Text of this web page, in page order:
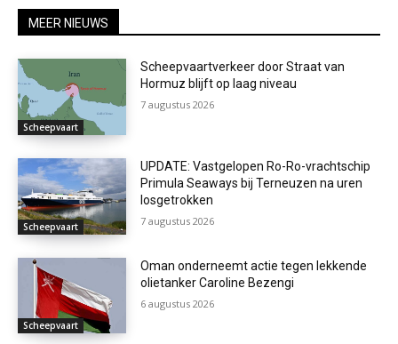
MEER NIEUWS
Scheepvaart
Scheepvaartverkeer door Straat van
Hormuz blijft op laag niveau
7 augustus 2026
Scheepvaart
UPDATE: Vastgelopen Ro-Ro-vrachtschip
Primula Seaways bij Terneuzen na uren
losgetrokken
7 augustus 2026
Scheepvaart
Oman onderneemt actie tegen lekkende
olietanker Caroline Bezengi
6 augustus 2026